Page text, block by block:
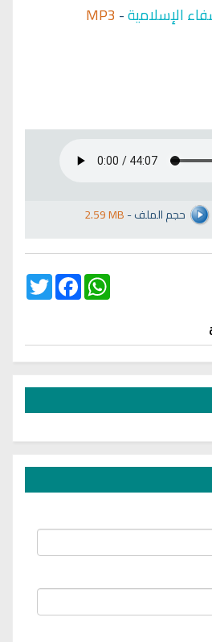
الإسلامية-
MP3
2.59 MB-حجم الملف
Twitter
FacebookWhatsApp